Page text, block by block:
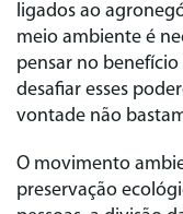
ligados ao
meio ambiente é
pensar no
desafiar esses
vontade não
O movimento
preservação